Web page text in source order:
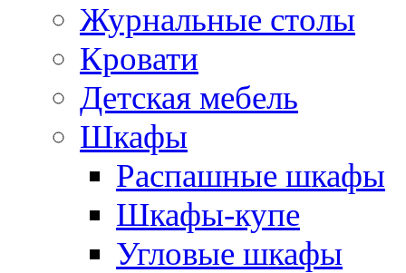
Журнальные столы
Кровати
Детская мебель
Шкафы
Распашные шкафы
Шкафы-купе
Угловые шкафы